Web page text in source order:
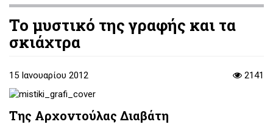
Το μυστικό της γραφής και τα
σκιάχτρα
15 Ιανουαρίου 2012 2141
Της Αρχοντούλας Διαβάτη